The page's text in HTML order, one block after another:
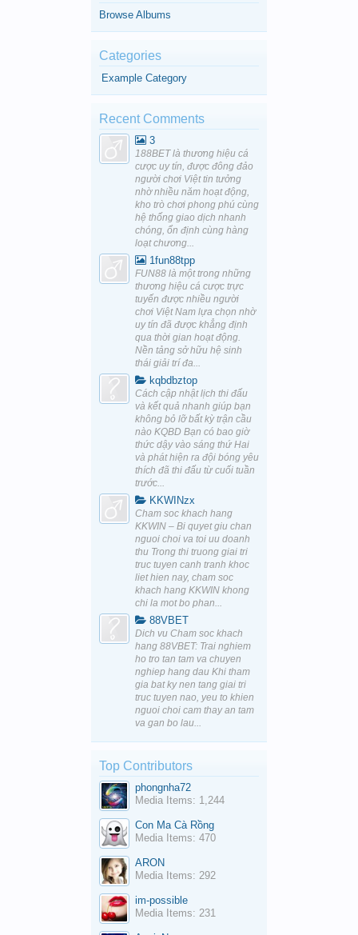
Browse Albums
Categories
Example Category
Recent Comments
3
188BET là thương hiệu cá
cược uy tín, được đông đảo
người chơi Việt tin tưởng
nhờ nhiều năm hoạt động,
kho trò chơi phong phú cùng
hệ thống giao dịch nhanh
chóng, ổn định cùng hàng
loạt chương...
1fun88tpp
FUN88 là một trong những
thương hiệu cá cược trực
tuyến được nhiều người
chơi Việt Nam lựa chọn nhờ
uy tín đã được khẳng định
qua thời gian hoạt động.
Nền tảng sở hữu hệ sinh
thái giải trí đa...
kqbdbztop
Cách cập nhật lịch thi đấu
và kết quả nhanh giúp bạn
không bỏ lỡ bất kỳ trận cầu
nào KQBD Bạn có bao giờ
thức dậy vào sáng thứ Hai
và phát hiện ra đội bóng yêu
thích đã thi đấu từ cuối tuần
trước...
KKWINzx
Cham soc khach hang
KKWIN – Bi quyet giu chan
nguoi choi va toi uu doanh
thu Trong thi truong giai tri
truc tuyen canh tranh khoc
liet hien nay, cham soc
khach hang KKWIN khong
chi la mot bo phan...
88VBET
Dich vu Cham soc khach
hang 88VBET: Trai nghiem
ho tro tan tam va chuyen
nghiep hang dau Khi tham
gia bat ky nen tang giai tri
truc tuyen nao, yeu to khien
nguoi choi cam thay an tam
va gan bo lau...
Top Contributors
phongnha72
Media Items: 1,244
Con Ma Cà Rồng
Media Items: 470
ARON
Media Items: 292
im-possible
Media Items: 231